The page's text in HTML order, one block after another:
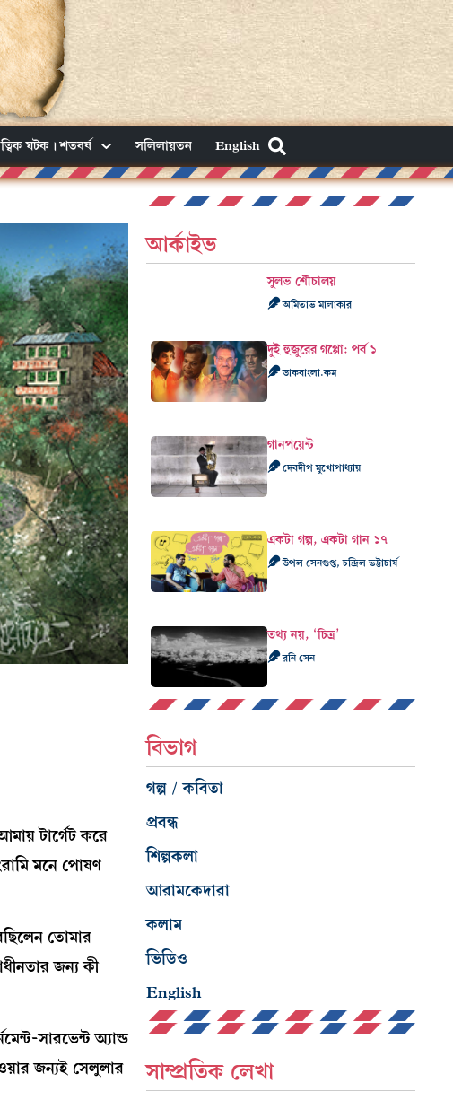
ঘটক। শতবর্ষ সলিলায়তন English
টার্গেট করে
মনে পোষণ
তোমার
জন্য কী
সারভেন্ট অ্যান্ড
জন্যই সেলুলার
আর্কাইভ
সুলভ শৌচালয়
অমিতাভ মালাকার
দুই হুজুরের গপ্পো: পর্ব ১
ডাকবাংলা.কম
গানপয়েন্ট
দেবদীপ মুখোপাধ্যায়
একটা গল্প, একটা গান ১৭
উপল সেনগুপ্ত, চন্দ্রিল ভট্টাচার্য
তথ্য নয়, ‘চিত্র’
রনি সেন
বিভাগ
গল্প / কবিতা
প্রবন্ধ
শিল্পকলা
আরামকেদারা
কলাম
ভিডিও
English
সাম্প্রতিক লেখা